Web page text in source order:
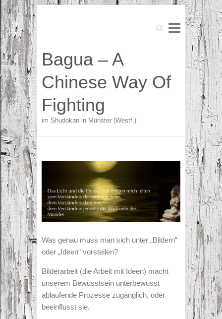
Search
Search
Bagua – A
Chinese Way Of
Fighting
im Shudokan in Münster (Westf.)
Was genau muss man sich unter „Bildern“
oder „Ideen“ vorstellen?
Bilderarbeit (die Arbeit mit Ideen) macht
unserem Bewusstsein unterbewusst
ablaufende Prozesse zugänglich, oder
beeinflusst sie.